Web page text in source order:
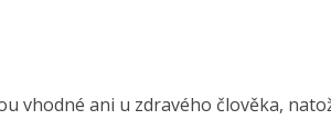
vhodné ani u zdravého člověka,